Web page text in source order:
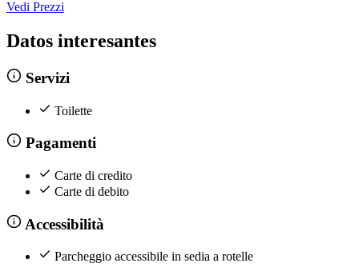
Vedi Prezzi
Datos interesantes
Servizi
Toilette
Pagamenti
Carte di credito
Carte di debito
Accessibilità
Parcheggio accessibile in sedia a rotelle